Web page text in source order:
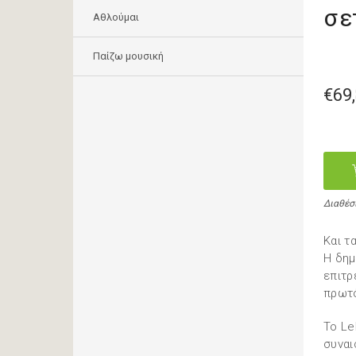
Αθλούμαι
Παίζω μουσική
Kαι
Η
Το